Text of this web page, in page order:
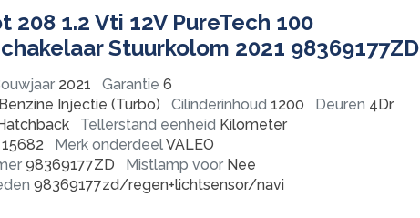
208 1.2 Vti 12V PureTech 100
Stuurkolom 2021 98369177ZD
2021 Garantie 6
Benzine Injectie (Turbo) Cilinderinhoud 1200 Deuren 4Dr
Tellerstand eenheid Kilometer
15682 Merk onderdeelVALEO
98369177ZD Mistlamp voor Nee
98369177zd/regen+lichtsensor/navi